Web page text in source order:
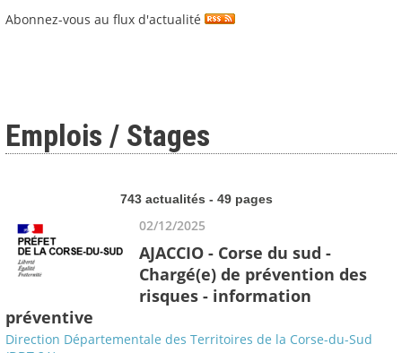
Abonnez-vous au flux d'actualité
Emplois / Stages
743 actualités - 49 pages
02/12/2025
AJACCIO - Corse du sud -
Chargé(e) de prévention des
risques - information
préventive
Direction Départementale des Territoires de la Corse-du-Sud